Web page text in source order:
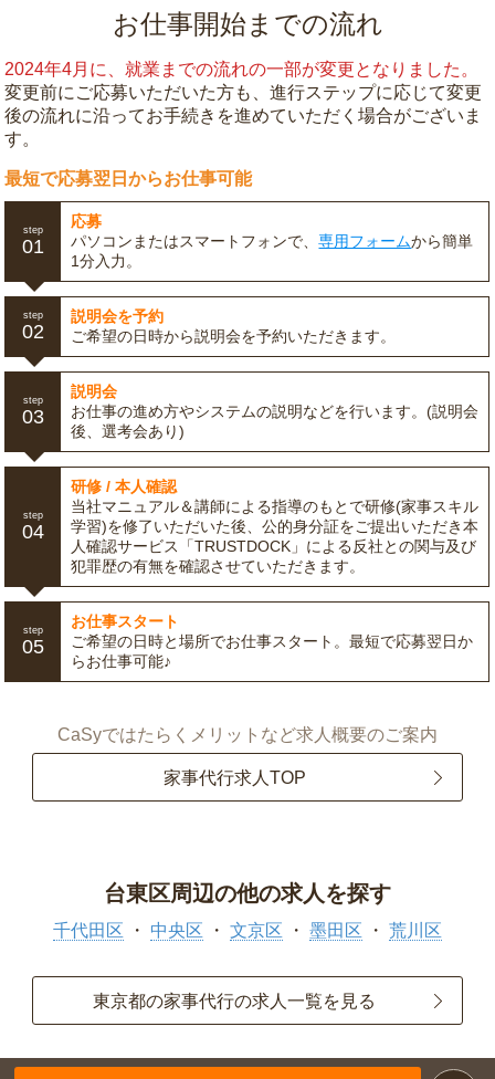
お仕事開始までの流れ
2024年4月に、就業までの流れの一部が変更となりました。
変更前にご応募いただいた方も、進行ステップに応じて変更
後の流れに沿ってお手続きを進めていただく場合がございま
す。
最短で応募翌日からお仕事可能
step
01
応募
パソコンまたはスマートフォンで、専用フォームから簡単
1分入力。
step
02
説明会を予約
ご希望の日時から説明会を予約いただきます。
step
03
説明会
お仕事の進め方やシステムの説明などを行います。(説明会
後、選考会あり)
step
04
研修 / 本人確認
当社マニュアル＆講師による指導のもとで研修(家事スキル
学習)を修了いただいた後、公的身分証をご提出いただき本
人確認サービス「TRUSTDOCK」による反社との関与及び
犯罪歴の有無を確認させていただきます。
step
05
お仕事スタート
ご希望の日時と場所でお仕事スタート。最短で応募翌日か
らお仕事可能♪
CaSyではたらくメリットなど求人概要のご案内
家事代行求人TOP
台東区周辺の他の求人を探す
千代田区 中央区 文京区 墨田区 荒川区
東京都の家事代行の求人一覧を見る